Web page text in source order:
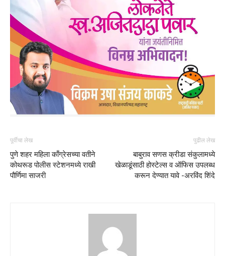
पूर्वीचा लेख
पुणे शहर महिला काँग्रेसच्या वतीने
कोथरूड पोलीस स्टेशनमध्ये राखी
पौर्णिमा साजरी
पुढील लेख
बाबुराव सणस क्रीडा संकुलामध्ये
खेळाडूंसाठी होस्टेल्स व ऑफिस उपलब्ध
करून देण्यात यावे -अरविंद शिंदे